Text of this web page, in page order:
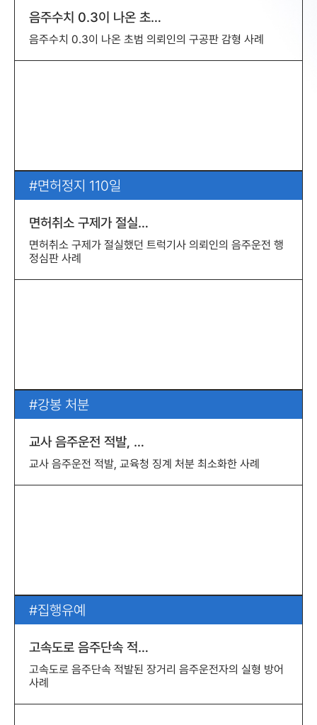
음주수치 0.3이 나온 초…
음주수치 0.3이 나온 초범 의뢰인의 구공판 감형 사례
면허정지 110일
면허취소 구제가 절실…
면허취소 구제가 절실했던 트럭기사 의뢰인의 음주운전 행
정심판 사례
강봉 처분
교사 음주운전 적발, …
교사 음주운전 적발, 교육청 징계 처분 최소화한 사례
집행유예
고속도로 음주단속 적…
고속도로 음주단속 적발된 장거리 음주운전자의 실형 방어
사례